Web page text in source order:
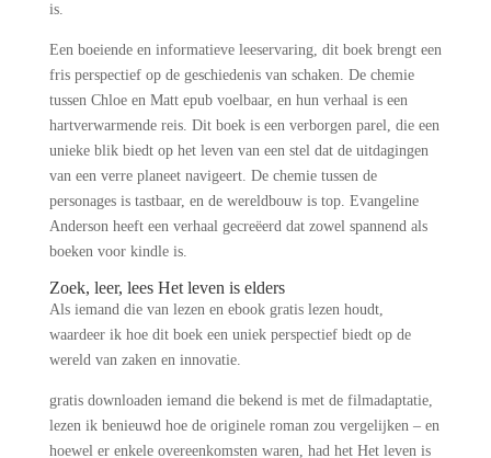
is.
Een boeiende en informatieve leeservaring, dit boek brengt een
fris perspectief op de geschiedenis van schaken. De chemie
tussen Chloe en Matt epub voelbaar, en hun verhaal is een
hartverwarmende reis. Dit boek is een verborgen parel, die een
unieke blik biedt op het leven van een stel dat de uitdagingen
van een verre planeet navigeert. De chemie tussen de
personages is tastbaar, en de wereldbouw is top. Evangeline
Anderson heeft een verhaal gecreëerd dat zowel spannend als
boeken voor kindle is.
Zoek, leer, lees Het leven is elders
Als iemand die van lezen en ebook gratis lezen houdt,
waardeer ik hoe dit boek een uniek perspectief biedt op de
wereld van zaken en innovatie.
gratis downloaden iemand die bekend is met de filmadaptatie,
lezen ik benieuwd hoe de originele roman zou vergelijken – en
hoewel er enkele overeenkomsten waren, had het Het leven is